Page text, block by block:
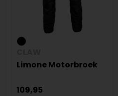
Limone Motorbroek
109,95